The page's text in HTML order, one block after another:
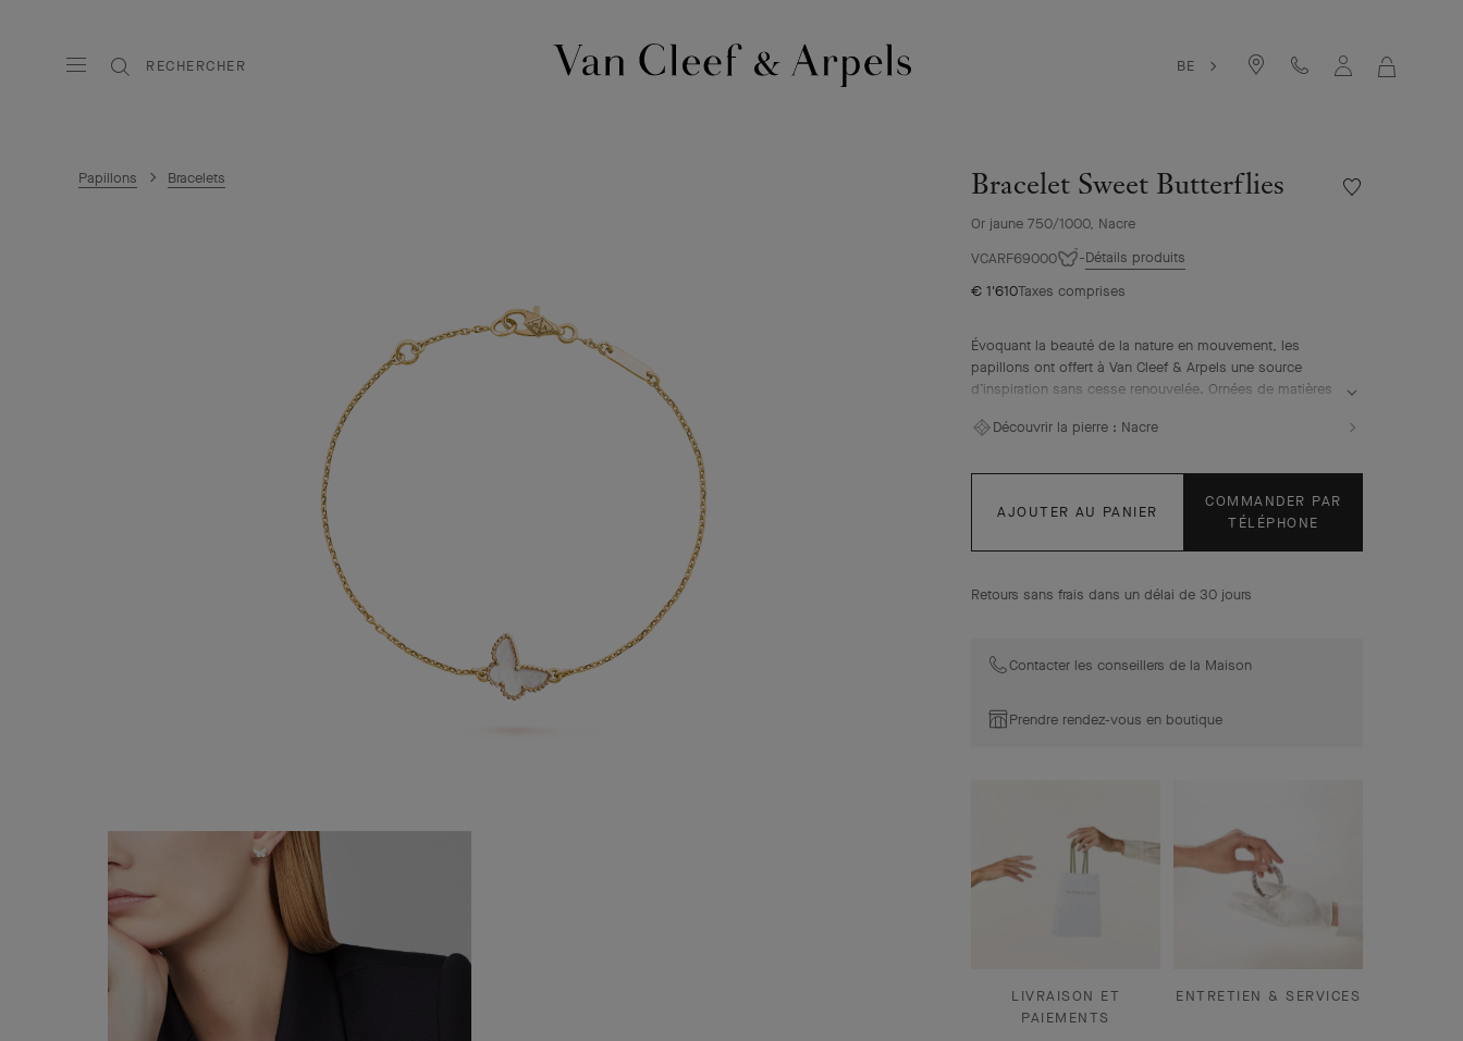
RECHERCHER
BE
Papillons Bracelets Bracelet Sweet Butterflies
Or jaune 750/1000, Nacre
Liste
VCARF69000
Détails produits
€ 1'610Taxes comprises
Évoquant la beauté de la nature en mouvement, les
papillons ont offert à Van Cleef & Arpels une source
d’inspiration sans cesse renouvelée. Ornées de matières
légèreté, l’élégance et la féminité.
Découvrir la pierre : Nacre
AJOUTER AU PANIER
COMMANDER PAR
TÉLÉPHONE
Retours sans frais dans un délai de 30 jours
Contacter les conseillers de la Maison
Prendre rendez-vous en boutique
LIVRAISON ET
PAIEMENTS
ENTRETIEN & SERVICES